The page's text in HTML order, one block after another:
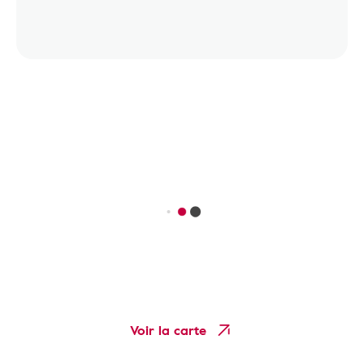
Voir la carte